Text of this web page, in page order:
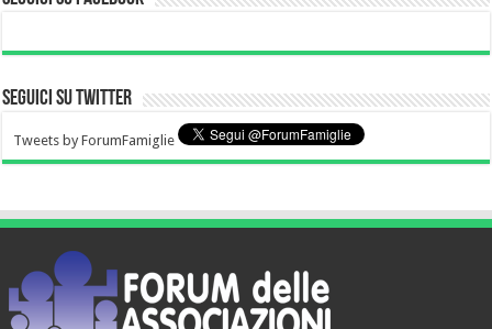
Seguici su Twitter
Tweets by ForumFamiglie